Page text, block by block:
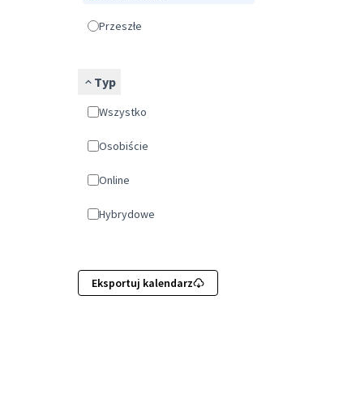
Przeszłe
Typ
Wszystko
Osobiście
Online
Hybrydowe
Eksportuj kalendarz